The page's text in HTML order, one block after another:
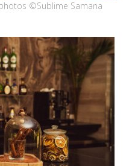
©Sublime Samana